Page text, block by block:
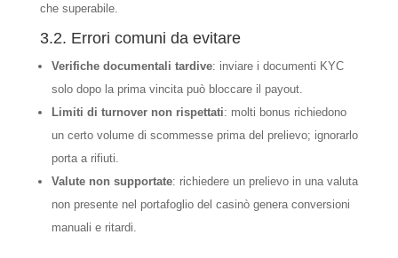
che superabile.
3.2. Errori comuni da evitare
Verifiche documentali tardive: inviare i documenti KYC
solo dopo la prima vincita può bloccare il payout.
Limiti di turnover non rispettati: molti bonus richiedono
un certo volume di scommesse prima del prelievo; ignorarlo
porta a rifiuti.
Valute non supportate: richiedere un prelievo in una valuta
non presente nel portafoglio del casinò genera conversioni
manuali e ritardi.